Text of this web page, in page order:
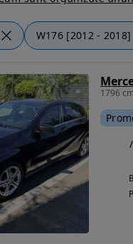
W176 [2012 - 2018]
1796